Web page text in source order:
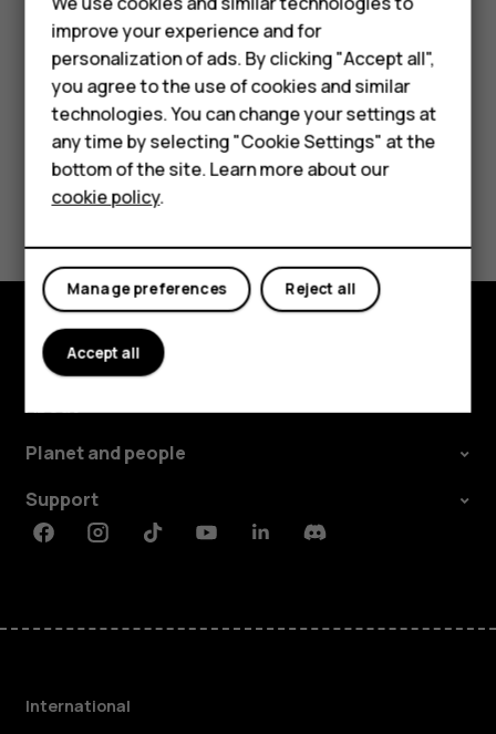
Phones for kids
Accessories
HMD Terra M
For business
Tablets
Busque un objetivo y enfoque.
Presione el botón de obturación photo_camera.
¿Te ha parecido útil?
Explore
About
Planet and people
Support
FacebookInstagramTiktokYoutubeLinkedinDiscord
International
improve your experience and for
personalization of ads. By clicking "Accept all",
you agree to the use of cookies and similar
technologies. You can change your settings at
any time by selecting "Cookie Settings" at the
bottom of the site. Learn more about our
cookie policy.
Reject all
Manage preferences
Accept all